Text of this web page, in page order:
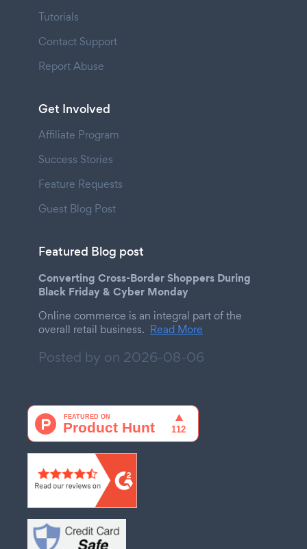
Tutorials
Contact Support
Report Abuse
Get Involved
Affiliate Program
Success Stories
Feature Requests
Guest Blog Post
Featured Blog post
Converting Cross-Border Shoppers During
Black Friday & Cyber Monday
Online commerce is an integral part of the
overall retail business. Read More
Posted by on 2026-08-06